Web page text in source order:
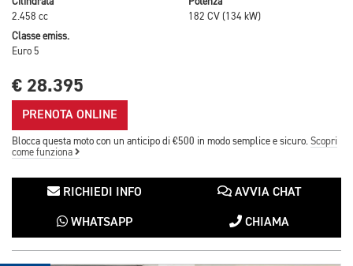
2.458 cc
182 CV (134 kW)
Classe emiss.
Euro 5
€ 28.395
PRENOTA ONLINE
Blocca questa moto con un anticipo di €500 in modo semplice e sicuro. Scopri
come funziona
RICHIEDI INFO AVVIA CHAT
WHATSAPP CHIAMA